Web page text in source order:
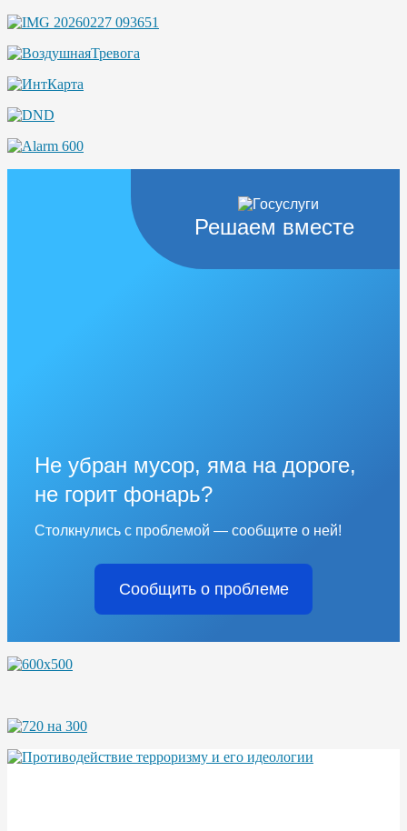
Решаем вместе
Не убран мусор, яма на дороге,
не горит фонарь?
Столкнулись с проблемой — сообщите о ней!
Сообщить о проблеме